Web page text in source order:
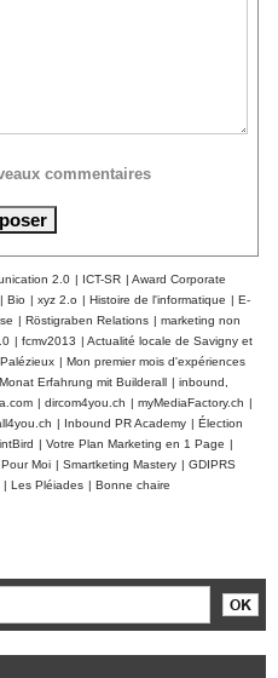
commentaires
2.0 | ICT-SR | Award Corporate
| Bio | xyz 2.o | Histoire de l'informatique | E-
| Röstigraben Relations | marketing non
| fcmv2013 | Actualité locale de Savigny et
| Mon premier mois d'expériences
Erfahrung mit Builderall | inbound,
| dircom4you.ch | myMediaFactory.ch |
| Inbound PR Academy | Élection
| Votre Plan Marketing en 1 Page |
Moi | Smartketing Mastery | GDIPRS
| Les Pléiades | Bonne chaire